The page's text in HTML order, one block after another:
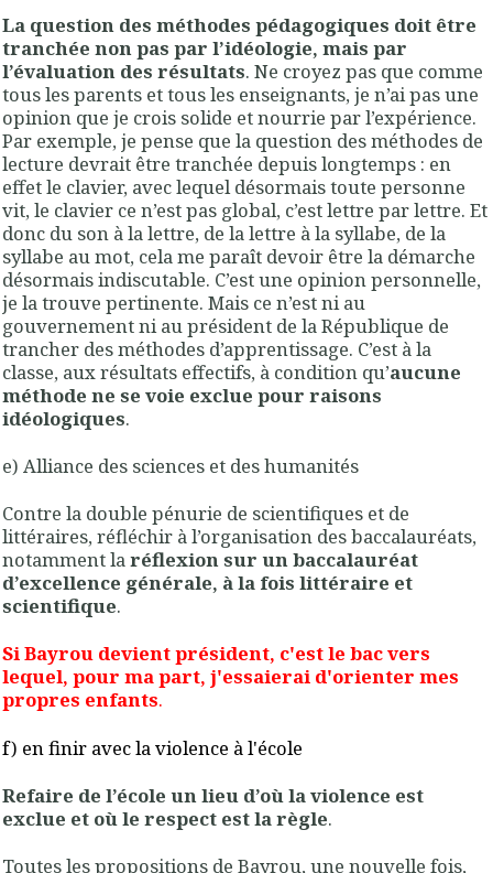
La question des méthodes pédagogiques doit être
tranchée non pas par l’idéologie, mais par
l’évaluation des résultats. Ne croyez pas que comme
tous les parents et tous les enseignants, je n’ai pas une
opinion que je crois solide et nourrie par l’expérience.
Par exemple, je pense que la question des méthodes de
lecture devrait être tranchée depuis longtemps : en
effet le clavier, avec lequel désormais toute personne
vit, le clavier ce n’est pas global, c’est lettre par lettre. Et
donc du son à la lettre, de la lettre à la syllabe, de la
syllabe au mot, cela me paraît devoir être la démarche
désormais indiscutable. C’est une opinion personnelle,
je la trouve pertinente. Mais ce n’est ni au
gouvernement ni au président de la République de
trancher des méthodes d’apprentissage. C’est à la
classe, aux résultats effectifs, à condition qu’aucune
méthode ne se voie exclue pour raisons
idéologiques.
e) Alliance des sciences et des humanités
Contre la double pénurie de scientifiques et de
littéraires, réfléchir à l’organisation des baccalauréats,
notamment laréflexion sur un baccalauréat
d’excellence générale, à la fois littéraire et
scientifique.
Si Bayrou devient président, c'est le bac vers
lequel, pour ma part, j'essaierai d'orienter mes
propres enfants.
f) en finir avec la violence à l'école
Refaire de l’école un lieu d’où la violence est
exclue et où le respect est la règle.
Toutes les propositions de Bayrou, une nouvelle fois,